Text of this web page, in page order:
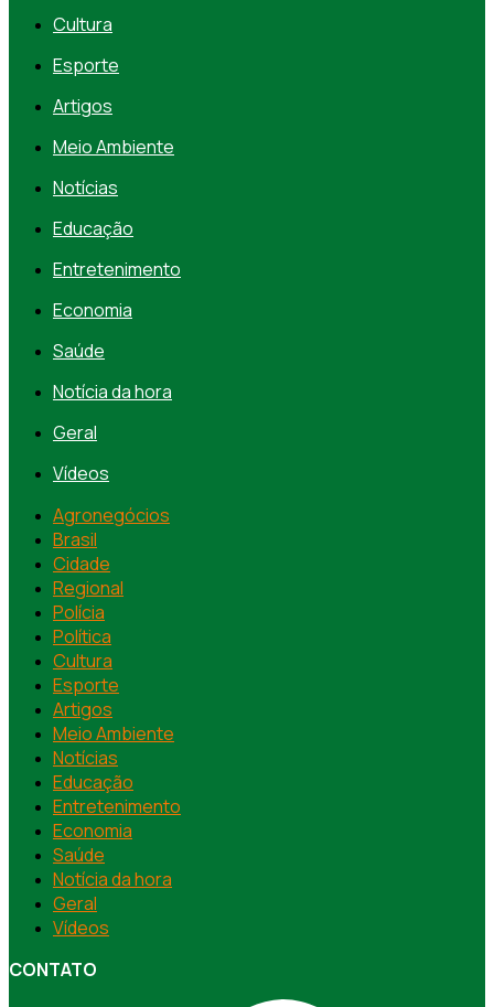
Cultura
Esporte
Artigos
Meio Ambiente
Notícias
Educação
Entretenimento
Economia
Saúde
Notícia da hora
Geral
Vídeos
Agronegócios
Brasil
Cidade
Regional
Polícia
Política
Cultura
Esporte
Artigos
Meio Ambiente
Notícias
Educação
Entretenimento
Economia
Saúde
Notícia da hora
Geral
Vídeos
CONTATO